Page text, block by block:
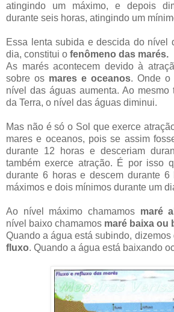
atingindo um máximo, e depois
durante seis horas, atingindo um
Essa lenta subida e descida do nível
dia, constitui o fenômeno das marés.
As marés acontecem devido à
sobre os mares e oceanos. Onde o
nível das águas aumenta. Ao mesmo
da Terra, o nível das águas diminui.
Mas não é só o Sol que exerce
mares e oceanos, pois se assim
durante 12 horas e desceriam
também exerce atração. É por isso
durante 6 horas e descem durante 6
máximos e dois mínimos durante um
Ao nível máximo chamamos maré
nível baixo chamamos maré baixa ou
Quando a água está subindo,
fluxo. Quando a água está baixando